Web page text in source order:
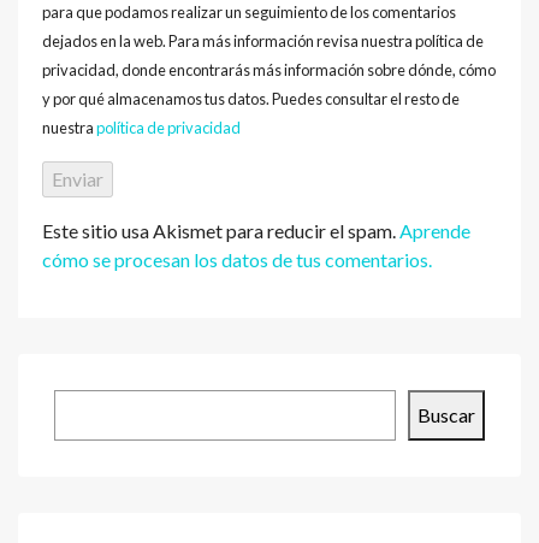
para que podamos realizar un seguimiento de los comentarios
dejados en la web. Para más información revisa nuestra política de
privacidad, donde encontrarás más información sobre dónde, cómo
y por qué almacenamos tus datos. Puedes consultar el resto de
nuestrapolítica de privacidad
Este sitio usa Akismet para reducir el spam.Aprende
cómo se procesan los datos de tus comentarios.
Buscar